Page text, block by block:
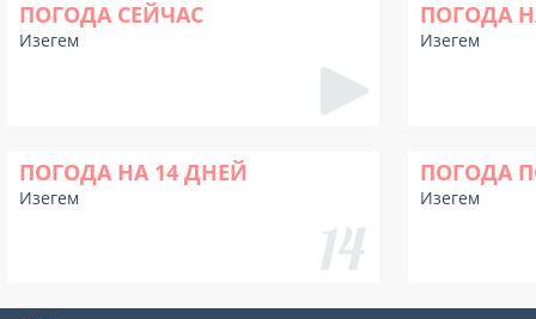
ПОГОДА СЕЙЧАС
Изегем
ПОГОДА
Изегем
ПОГОДА НА 14 ДНЕЙ
Изегем
ПОГОДА
Изегем